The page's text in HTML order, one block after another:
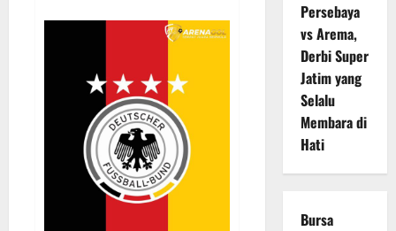
Musiala,
Emas
Timnas
Jerman
yang
Bikin
Dunia
Terkagum-
kagum
dengan
Bakatnya!
Persebaya
vs Arema,
Derbi Super
Jatim yang
Selalu
Membara di
Hati
Bursa